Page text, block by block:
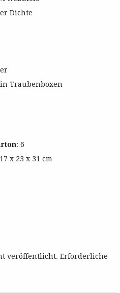
Dichte
Traubenboxen
: 6
x 23 x 31 cm
veröffentlicht. Erforderliche